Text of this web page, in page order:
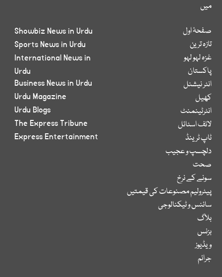
میں
صفحۂ اول
تازہ ترین
غزہ لہو لہو
پاکستان
انٹر نیشنل
کھیل
انٹرٹینمنٹ
لائف اسٹائل
ٹاپ ٹرینڈ
دلچسپ و عجیب
صحت
سونے کے نرخ
پیٹرولیم مصنوعات کی قیمتیں
سائنس و ٹیکنالوجی
بلاگ
بزنس
ویڈیوز
جرائم
Showbiz News in Urdu
Sports News in Urdu
International News in
Urdu
Business News in Urdu
Urdu Magazine
Urdu Blogs
The Express Tribune
Express Entertainment